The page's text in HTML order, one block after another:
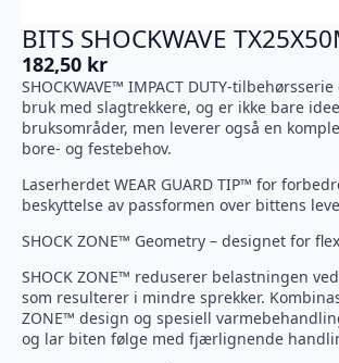
BITS SHOCKWAVE
182,50 kr
SHOCKWAVE™ IMPACT DUTY-
bruk med slagtrekkere, og er ikke bare
bruksområder, men leverer også en
bore- og festebehov.
Laserherdet WEAR GUARD TIP™ for
beskyttelse av passformen over bittens
SHOCK ZONE™ Geometry – designet for
SHOCK ZONE™ reduserer belastningen
som resulterer i mindre sprekker.
ZONE™ design og spesiell
og lar biten følge med fjærlignende